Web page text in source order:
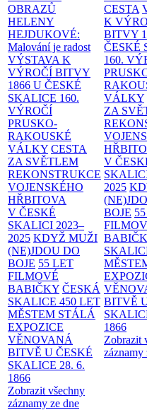
OBRAZŮ
HELENY
HEJDUKOVÉ:
Malování je radost
VÝSTAVA K
VÝROČÍ BITVY
1866 U ČESKÉ
SKALICE 160.
VÝROČÍ
PRUSKO-
RAKOUSKÉ
VÁLKY CESTA
ZA SVĚTLEM
REKONSTRUKCE
VOJENSKÉHO
HŘBITOVA
V ČESKÉ
SKALICI 2023–
2025 KDYŽ MUŽI
(NE)JDOU DO
BOJE 55 LET
FILMOVÉ
BABIČKY ČESKÁ
SKALICE 450 LET
MĚSTEM STÁLÁ
EXPOZICE
VĚNOVANÁ
BITVĚ U ČESKÉ
SKALICE 28. 6.
1866
Zobrazit všechny
záznamy ze dne
CESTA
K
BITVY
ČESKÉ
160.
VÁLKY
ZA
V
2025
BOJE
BITVĚ
1866
Zobrazit
záznamy